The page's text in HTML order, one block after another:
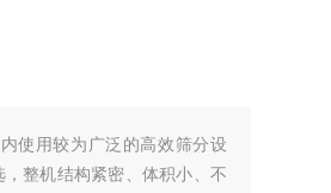
使用较为广泛的高效筛分设
整机结构紧密、体积小、不